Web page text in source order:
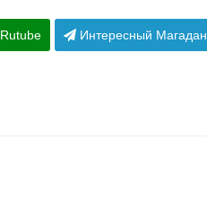
Rutube Интересный Магадан